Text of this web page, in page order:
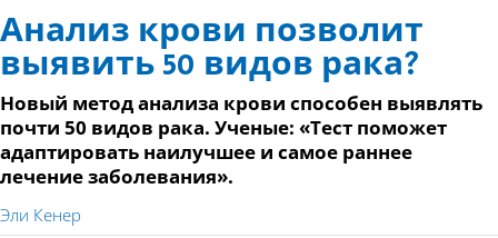
Анализ крови позволит
выявить 50 видов рака?
Новый метод анализа крови способен выявлять
почти 50 видов рака. Ученые: «Тест поможет
адаптировать наилучшее и самое раннее
лечение заболевания».
Эли Кенер